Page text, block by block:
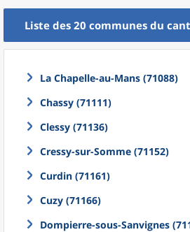
Liste des 20 communes du
La Chapelle-au-Mans (71088)
Chassy (71111)
Clessy (71136)
Cressy-sur-Somme (71152)
Curdin (71161)
Cuzy (71166)
Dompierre-sous-Sanvignes